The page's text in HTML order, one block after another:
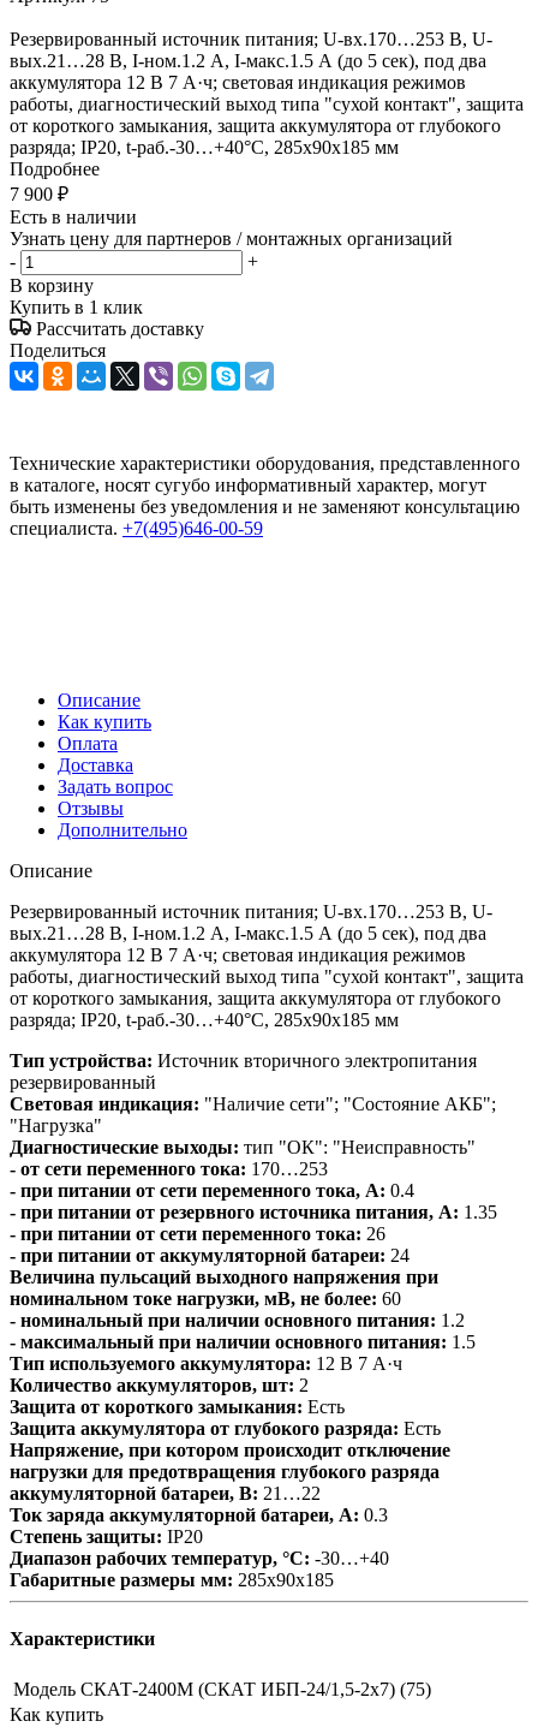
Резервированный источник питания; U-вх.170…253 В, U-
вых.21…28 В, I-ном.1.2 А, I-макс.1.5 А (до 5 сек), под два
аккумулятора 12 В 7 А·ч; световая индикация режимов
работы, диагностический выход типа "сухой контакт", защита
от короткого замыкания, защита аккумулятора от глубокого
разряда; IP20, t-раб.-30…+40°C, 285х90х185 мм
Подробнее
7 900 ₽
Есть в наличии
Узнать цену для партнеров / монтажных организаций
-
+
В корзину
Купить в 1 клик
Рассчитать доставку
Поделиться
Технические характеристики оборудования, представленного
в каталоге, носят сугубо информативный характер, могут
быть изменены без уведомления и не заменяют консультацию
специалиста. +7(495)646-00-59
Описание
Как купить
Оплата
Доставка
Задать вопрос
Отзывы
Дополнительно
Описание
Резервированный источник питания; U-вх.170…253 В, U-
вых.21…28 В, I-ном.1.2 А, I-макс.1.5 А (до 5 сек), под два
аккумулятора 12 В 7 А·ч; световая индикация режимов
работы, диагностический выход типа "сухой контакт", защита
от короткого замыкания, защита аккумулятора от глубокого
разряда; IP20, t-раб.-30…+40°C, 285х90х185 мм
Тип устройства: Источник вторичного электропитания
резервированный
Световая индикация: "Наличие сети"; "Состояние АКБ";
"Нагрузка"
Диагностические выходы: тип "ОК": "Неисправность"
- от сети переменного тока: 170…253
- при питании от сети переменного тока, А: 0.4
- при питании от резервного источника питания, А: 1.35
- при питании от сети переменного тока: 26
- при питании от аккумуляторной батареи: 24
Величина пульсаций выходного напряжения при
номинальном токе нагрузки, мВ, не более: 60
- номинальный при наличии основного питания: 1.2
- максимальный при наличии основного питания: 1.5
Тип используемого аккумулятора: 12 В 7 А·ч
Количество аккумуляторов, шт: 2
Защита от короткого замыкания: Есть
Защита аккумулятора от глубокого разряда: Есть
Напряжение, при котором происходит отключение
нагрузки для предотвращения глубокого разряда
аккумуляторной батареи, В: 21…22
Ток заряда аккумуляторной батареи, А: 0.3
Степень защиты: IP20
Диапазон рабочих температур, °С: -30…+40
Габаритные размеры мм: 285х90х185
Характеристики
Модель СКАТ-2400М (СКАТ ИБП-24/1,5-2х7) (75)
Как купить